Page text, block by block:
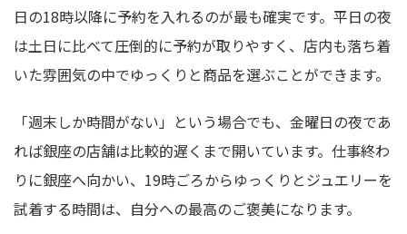
日の18時以降に予約を入れるのが最も確実です。平日の夜
は土日に比べて圧倒的に予約が取りやすく、店内も落ち着
いた雰囲気の中でゆっくりと商品を選ぶことができます。
「週末しか時間がない」という場合でも、金曜日の夜であ
れば銀座の店舗は比較的遅くまで開いています。仕事終わ
りに銀座へ向かい、19時ごろからゆっくりとジュエリーを
試着する時間は、自分への最高のご褒美になります。